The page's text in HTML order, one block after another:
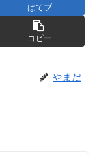
はてブ
コピー
やまだ